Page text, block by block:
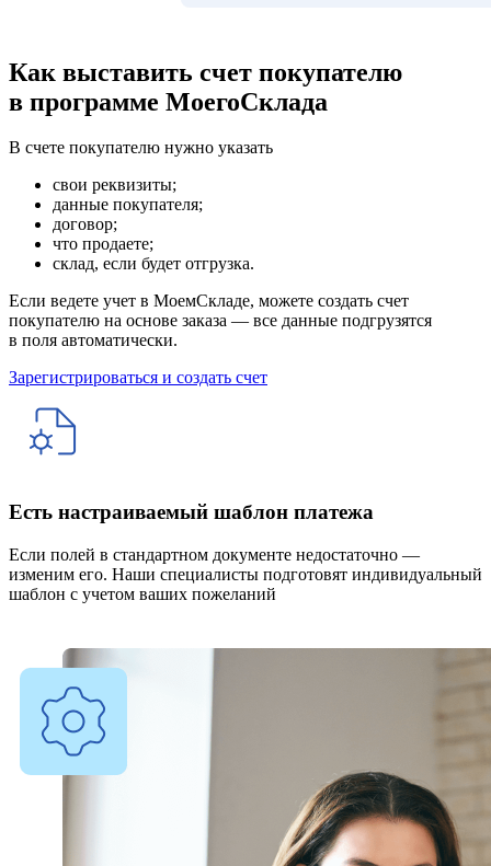
Как выставить счет покупателю
в программе МоегоСклада
В счете покупателю нужно указать
свои реквизиты;
данные покупателя;
договор;
что продаете;
склад, если будет отгрузка.
Если ведете учет в МоемСкладе, можете создать счет
покупателю на основе заказа — все данные подгрузятся
в поля автоматически.
Зарегистрироваться и создать счет
Есть настраиваемый шаблон платежа
Если полей в стандартном документе недостаточно —
изменим его. Наши специалисты подготовят индивидуальный
шаблон с учетом ваших пожеланий